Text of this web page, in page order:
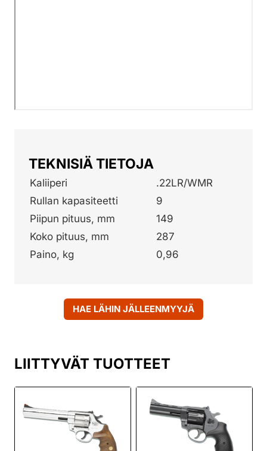
TEKNISIÄ TIETOJA
Kaliiperi
.22LR/WMR
Rullan kapasiteetti
9
Piipun pituus, mm
149
Koko pituus, mm
287
Paino, kg
0,96
HAE LÄHIN JÄLLEENMYYJÄ
LIITTYVÄT TUOTTEET